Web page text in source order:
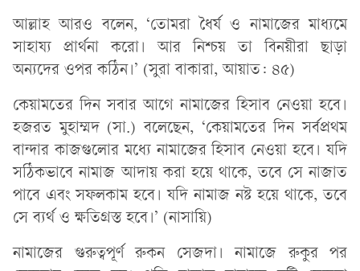
আল্লাহ আরও বলেন, ‘তোমরা ধৈর্য ও নামাজের মাধ্যমে
সাহায্য প্রার্থনা করো। আর নিশ্চয় তা বিনয়ীরা ছাড়া
অন্যদের ওপর কঠিন।’ (সুরা বাকারা, আয়াত: ৪৫)
কেয়ামতের দিন সবার আগে নামাজের হিসাব নেওয়া হবে।
হজরত মুহাম্মদ (সা.) বলেছেন, ‘কেয়ামতের দিন সর্বপ্রথম
বান্দার কাজগুলোর মধ্যে নামাজের হিসাব নেওয়া হবে। যদি
সঠিকভাবে নামাজ আদায় করা হয়ে থাকে, তবে সে নাজাত
পাবে এবং সফলকাম হবে। যদি নামাজ নষ্ট হয়ে থাকে, তবে
সে ব্যর্থ ও ক্ষতিগ্রস্ত হবে।’ (নাসায়ি)
নামাজের গুরুত্বপূর্ণ রুকন সেজদা। নামাজে রুকুর পর